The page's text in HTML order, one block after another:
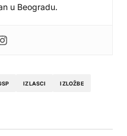
u Beogradu.
IZLASCI IZLOŽBE